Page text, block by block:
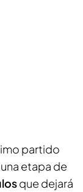
partido
etapa de
que dejará